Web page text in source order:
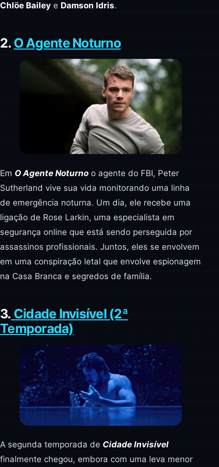
Chlöe Bailey e Damson Idris.
2. O Agente Noturno
Em O Agente Noturno o agente do FBI, Peter
Sutherland vive sua vida monitorando uma linha
de emergência noturna. Um dia, ele recebe uma
ligação de Rose Larkin, uma especialista em
segurança online que está sendo perseguida por
assassinos profissionais. Juntos, eles se envolvem
em uma conspiração letal que envolve espionagem
na Casa Branca e segredos de família.
3. Cidade Invisível (2ª
Temporada)
A segunda temporada de Cidade Invisível
finalmente chegou, embora com uma leva menor